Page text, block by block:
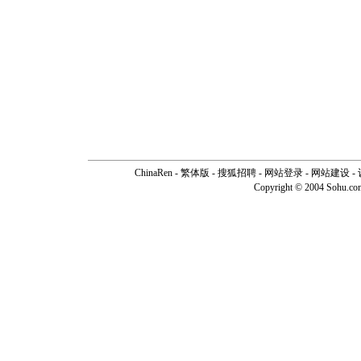
ChinaRen - 繁体版 - 搜狐招聘 - 网站登录 - 网站建设 -
Copyright © 2004